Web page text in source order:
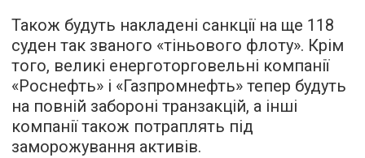
Також будуть накладені санкції на ще 118
суден так званого «тіньового флоту». Крім
того, великі енерготорговельні компанії
«Роснефть» і «Газпромнефть» тепер будуть
на повній забороні транзакцій, а інші
компанії також потраплять під
заморожування активів.